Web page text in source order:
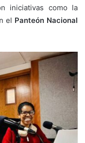
iniciativas como la
el Panteón Nacional